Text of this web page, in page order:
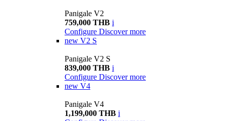
Panigale V2
759,000 THB i
Configure Discover more
new V2 S
Panigale V2 S
839,000 THB i
Configure Discover more
new V4
Panigale V4
1,199,000 THB i